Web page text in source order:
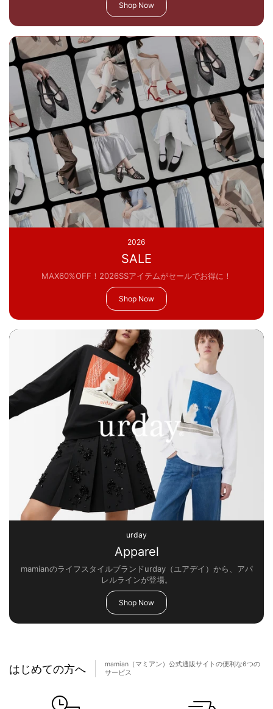
Shop Now
2026
SALE
MAX60%OFF！2026SSアイテムがセールでお得に！
Shop Now
urday
Apparel
mamianのライフスタイルブランドurday（ユアデイ）から、アパ
レルラインが登場。
Shop Now
はじめての方へ
mamian（マミアン）公式通販サイトの便利な6つの
サービス